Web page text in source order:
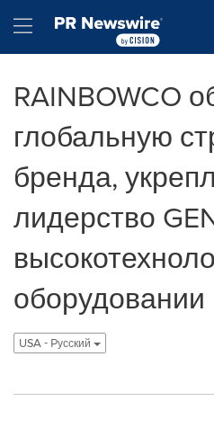
Hamburger menu
RAINBOWCO
глобальную
бренда,
лидерство
оборудовании
USA - Pусский